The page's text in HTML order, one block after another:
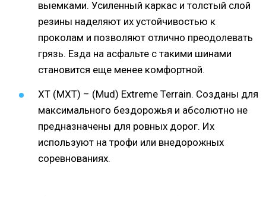
выемками. Усиленный каркас и толстый слой
резины наделяют их устойчивостью к
проколам и позволяют отлично преодолевать
грязь. Езда на асфальте с такими шинами
становится еще менее комфортной.
XT (MXT) – (Mud) Extreme Terrain. Созданы для
максимального бездорожья и абсолютно не
предназначены для ровных дорог. Их
используют на трофи или внедорожных
соревнованиях.